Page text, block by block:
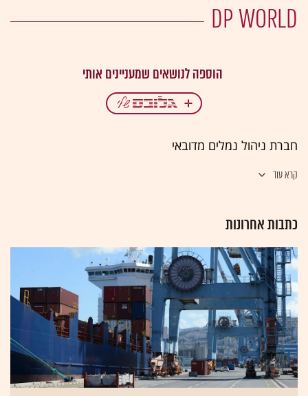
DP WORLD
חברת ניהול נמלים מדובאי
קרא עוד
כתבות אחרונות